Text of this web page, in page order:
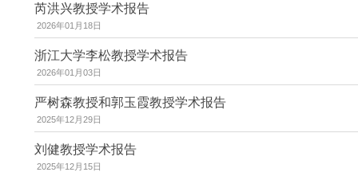
芮洪兴教授学术报告
2026年01月18日
浙江大学李松教授学术报告
2026年01月03日
严树森教授和郭玉霞教授学术报告
2025年12月29日
刘健教授学术报告
2025年12月15日